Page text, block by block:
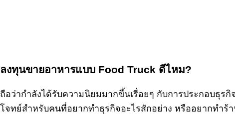
ลงทุนขายอาหารแบบ Food Truck ดีไหม?
ถือว่ากำลังได้รับความนิยมมากขึ้นเรื่อยๆ กับการประกอบธุรกิ
โจทย์สำหรับคนที่อยากทำธุรกิจอะไรสักอย่าง หรืออยากทำ